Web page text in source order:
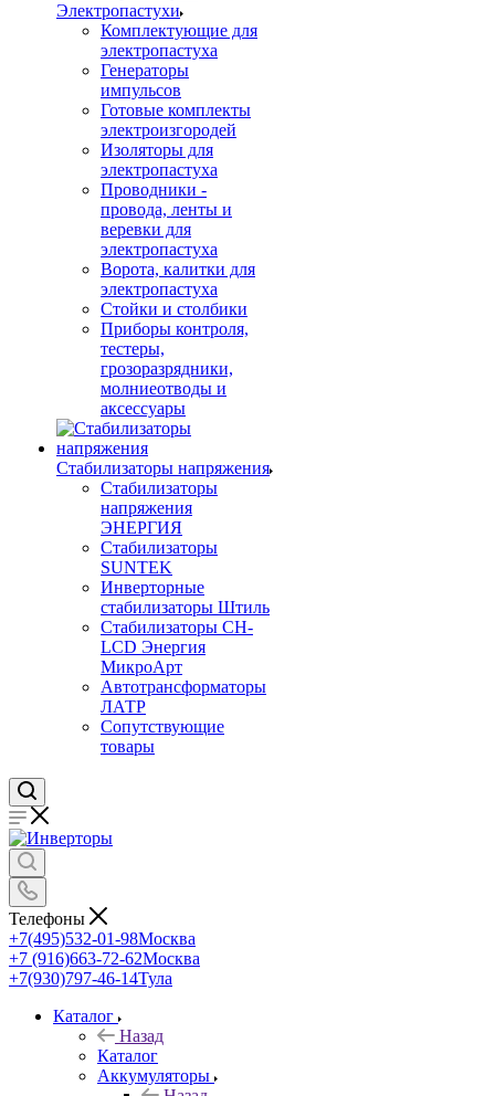
Электропастухи
Комплектующие для
электропастуха
Генераторы
импульсов
Готовые комплекты
электроизгородей
Изоляторы для
электропастуха
Проводники -
провода, ленты и
веревки для
электропастуха
Ворота, калитки для
электропастуха
Стойки и столбики
Приборы контроля,
тестеры,
грозоразрядники,
молниеотводы и
аксессуары
Стабилизаторы напряжения
Стабилизаторы
напряжения
ЭНЕРГИЯ
Стабилизаторы
SUNTEK
Инверторные
стабилизаторы Штиль
Стабилизаторы СН-
LCD Энepгия
МикроАрт
Автотрансформаторы
ЛАТР
Сопутствующие
товары
Телефоны
+7(495)532-01-98Москва
+7 (916)663-72-62Москва
+7(930)797-46-14Тула
Каталог
Назад
Каталог
Аккумуляторы